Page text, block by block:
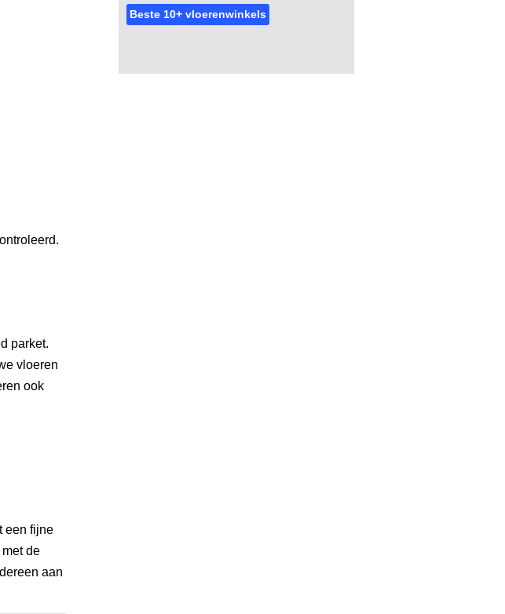
Beste 10+ vloerenwinkels
parket.
vloeren
ook
een fijne
de
aan